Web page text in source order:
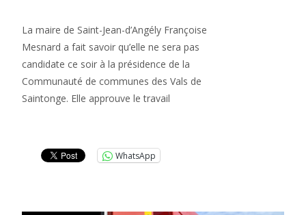
La maire de Saint-Jean-d’Angély Françoise
Mesnard a fait savoir qu’elle ne sera pas
candidate ce soir à la présidence de la
Communauté de communes des Vals de
Saintonge. Elle approuve le travail
WhatsApp